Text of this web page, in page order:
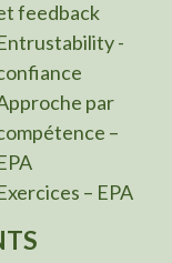
feedback
-
par
–
– EPA